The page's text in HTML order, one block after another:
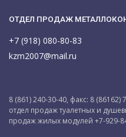
ОТДЕЛ ПРОДАЖ
+7 (918) 080-80-83
kzm2007@mail.ru
8 (861) 240-30-40, факс: 8 (86162)
отдел продаж туалетных и
продаж жилых модулей +7-929-